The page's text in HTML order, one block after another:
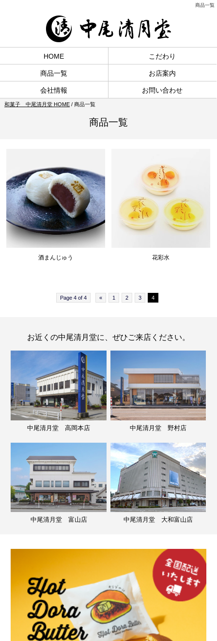
商品一覧
HOME こだわり
商品一覧 お店案内
会社情報 お問い合わせ
和菓子 中尾清月堂 HOME/ 商品一覧
商品一覧
酒まんじゅう 花彩水
Page 4 of 4 « 1 2 3 4
お近くの中尾清月堂に、ぜひご来店ください。
中尾清月堂 高岡本店 中尾清月堂 野村店
中尾清月堂 富山店 中尾清月堂 大和富山店